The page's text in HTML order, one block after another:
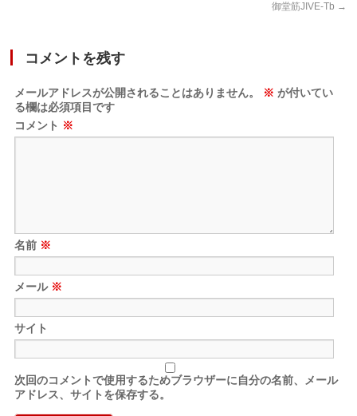
御堂筋JIVE-Tb →
コメントを残す
メールアドレスが公開されることはありません。 ※ が付いてい
る欄は必須項目です
コメント ※
名前 ※
メール ※
サイト
次回のコメントで使用するためブラウザーに自分の名前、メール
アドレス、サイトを保存する。